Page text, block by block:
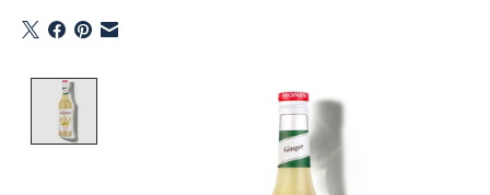
Product image slideshow Items